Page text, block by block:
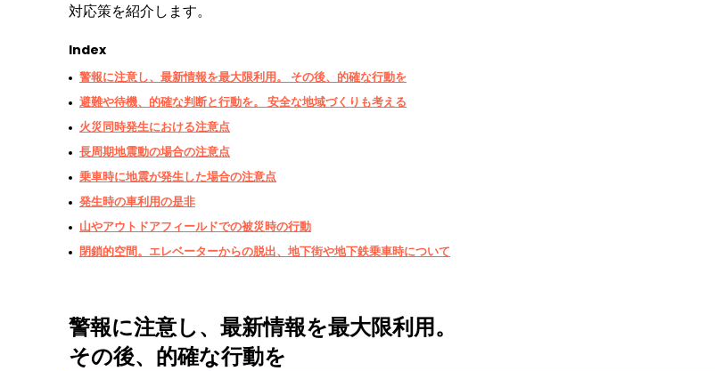
対応策を紹介します。
Index
警報に注意し、最新情報を最大限利用。 その後、的確な行動を
避難や待機、的確な判断と行動を。 安全な地域づくりも考える
火災同時発生における注意点
長周期地震動の場合の注意点
乗車時に地震が発生した場合の注意点
発生時の車利用の是非
山やアウトドアフィールドでの被災時の行動
閉鎖的空間。エレベーターからの脱出、地下街や地下鉄乗車時について
警報に注意し、最新情報を最大限利用。
その後、的確な行動を